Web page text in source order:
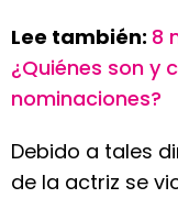
Lee también: 8
¿Quiénes son y
nominaciones?
Debido a tales
de la actriz se